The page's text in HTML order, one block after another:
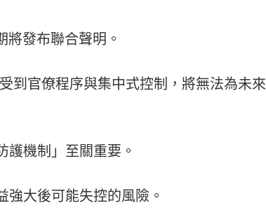
發布聯合聲明。
到官僚程序與集中式控制，將無法為未來
機制」至關重要。
大後可能失控的風險。